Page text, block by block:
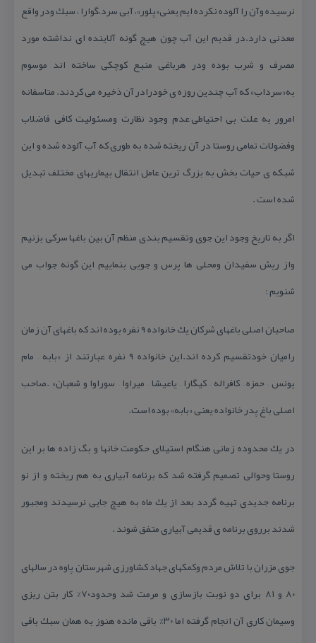
نرسیده وآن را آلوده نكرده ایم یعنی‌«پلور»، آبی سرد‌،گوارا ، سبك ودر واقع
معدنی دارد.در قدیم این آب چون هیچ گونه آلاینده ای نداشته مورد
مصرف و شرب بوده ودر هرباغی منبع كوچكی ساخته اند موسوم
به«سرداب» كه آب چندین روزه ی خودرادر آن ذخیره می كردند. متاسفانه
امرور به علت بی احتیاطی٬عدم وجود نظارت ومسئولیت كافی فاضلاب
وفضولات تمامی روستا در آن ریخته شده به طوری كه آب آلوده شده و این
شبكه ی حیات بخش به بزرگ ترین عامل انتقال بیماریهای مختلف تبدیل
شده است .
اگر به تاریخ وجود این جوی وتقسیم بندی منظم آن بین باغها سركی بزنیم
واز ریش سفیدان ومحلی ها پرس و جویی بنماییم این گونه جواب می
شنویم :
صاحبان اصلی باغهای شركان یك خانواده ۹ نفره بوده اند كه باغهای آن زمان
رامیان خودتقسیم كرده اند.این خانواده ۹ نفره عبارتند از «بابه – مام
یونس – حمزه – كافراله – كیگارا – یاعیشا – میراوا – سوراوا و شعبان» .صاحب
اصلی باغ پدر خانواده یعنی «بابه» بوده است.
در یك محدوده زمانی هنگام استیلای حكومت خانها و بگ زاده ها بر این
روستا وحوالی تصمیم گرفته شد كه برنامه آبیاری به هم ریخته و از نو
برنامه جدیدی تهیه گردد بعد از یك ماه به هیچ جایی نرسیدند ومجبور
شدند برروی برنامه ی قدیمی آبیاری متفق شوند .
جوی مزران با تلاش مردم وكمكهای جهاد كشاورزی شهرستان پاوه در سالهای
۸۰ و ۸۱ برای دو نوبت بازسازی و مرمت شد وحدود۷۰% كار بتن ریزی
وسیمان كاری آن انجام گرفته اما ۳۰% باقی مانده هنوز به همان سبك باقی